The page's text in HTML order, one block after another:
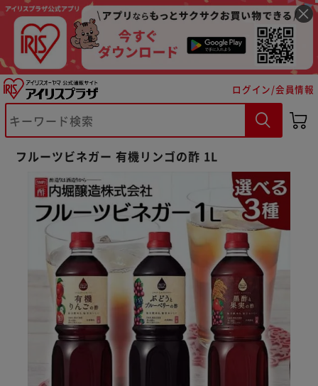
ログイン/会員情報
フルーツビネガー 有機リンゴの酢 1L
※ご確認ください
カートに入れる 購入手続きへ